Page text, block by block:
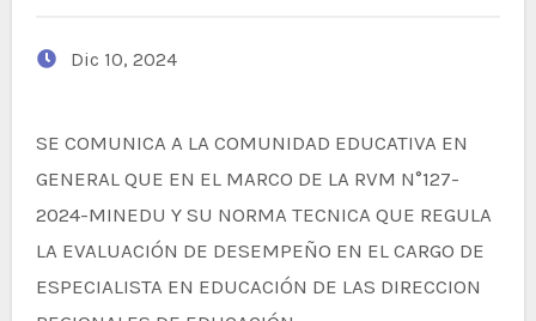
Dic 10, 2024
SE COMUNICA A LA COMUNIDAD EDUCATIVA EN
GENERAL QUE EN EL MARCO DE LA RVM N°127-
2024-MINEDU Y SU NORMA TECNICA QUE REGULA
LA EVALUACIÓN DE DESEMPEÑO EN EL CARGO DE
ESPECIALISTA EN EDUCACIÓN DE LAS DIRECCION